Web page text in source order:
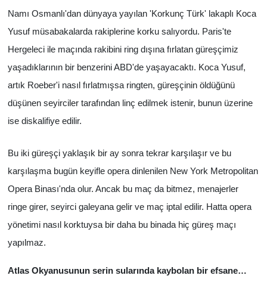
Namı Osmanlı'dan dünyaya yayılan 'Korkunç Türk' lakaplı Koca
Yusuf müsabakalarda rakiplerine korku salıyordu. Paris'te
Hergeleci ile maçında rakibini ring dışına fırlatan güreşçimiz
yaşadıklarının bir benzerini ABD'de yaşayacaktı. Koca Yusuf,
artık Roeber'i nasıl fırlatmışsa ringten, güreşçinin öldüğünü
düşünen seyirciler tarafından linç edilmek istenir, bunun üzerine
ise diskalifiye edilir.
Bu iki güreşçi yaklaşık bir ay sonra tekrar karşılaşır ve bu
karşılaşma bugün keyifle opera dinlenilen New York Metropolitan
Opera Binası'nda olur. Ancak bu maç da bitmez, menajerler
ringe girer, seyirci galeyana gelir ve maç iptal edilir. Hatta opera
yönetimi nasıl korktuysa bir daha bu binada hiç güreş maçı
yapılmaz.
Atlas Okyanusunun serin sularında kaybolan bir efsane…